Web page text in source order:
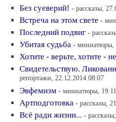
Без суеверий! - рассказы,
Встреча на этом свете -
Последний подвиг -
Убитая судьба - миниатюры,
Хотите - верьте, хотите -
Свидетельствую.
репортажи, 22.12.2014 08:07
Эвфемизм - миниатюры,
Артподготовка - рассказы,
Всё ради жизни... -